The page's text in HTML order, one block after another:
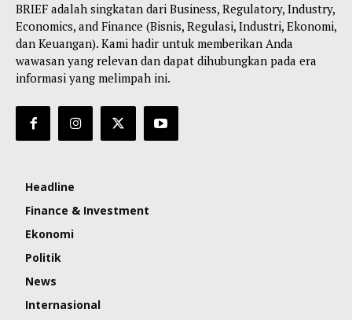
BRIEF adalah singkatan dari Business, Regulatory, Industry,
Economics, and Finance (Bisnis, Regulasi, Industri, Ekonomi,
dan Keuangan). Kami hadir untuk memberikan Anda
wawasan yang relevan dan dapat dihubungkan pada era
informasi yang melimpah ini.
Headline
Finance & Investment
Ekonomi
Politik
News
Internasional